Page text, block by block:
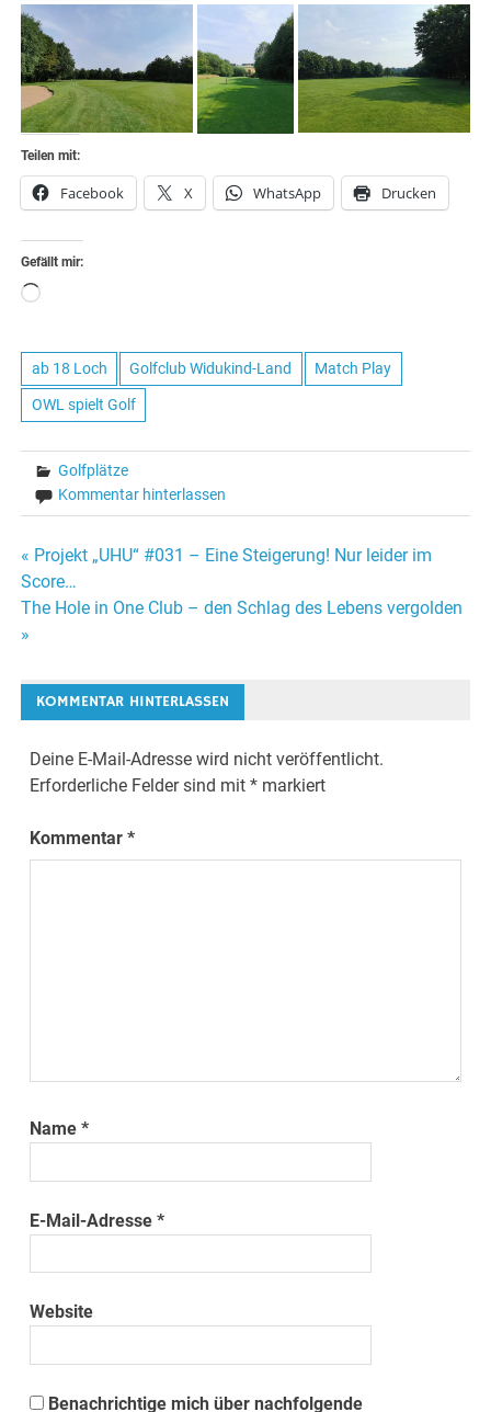
Teilen mit:
Facebook X WhatsApp Drucken
Gefällt mir:
Wird
ab 18 Loch Golfclub Widukind-Land Match Play
OWL spielt Golf
Golfplätze
Kommentar hinterlassen
Beitragsnavigation
« Projekt „UHU“ #031 – Eine Steigerung! Nur leider im
Score…
The Hole in One Club – den Schlag des Lebens vergolden
»
KOMMENTAR HINTERLASSEN
Deine E-Mail-Adresse wird nicht veröffentlicht.
Erforderliche Felder sind mit* markiert
Kommentar*
Name*
E-Mail-Adresse*
Website
Benachrichtige mich über nachfolgende